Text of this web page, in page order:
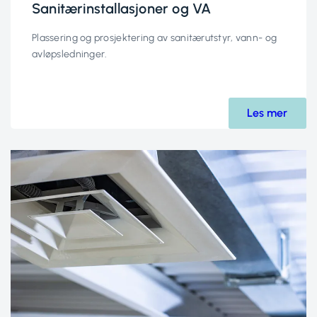
Sanitærinstallasjoner og VA
Plassering og prosjektering av sanitærutstyr, vann- og
avløpsledninger.
Les mer